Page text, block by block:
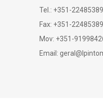
Tel.: +351-
Fax: +351-
Mov: +351-
Email: